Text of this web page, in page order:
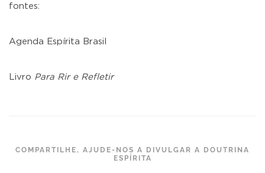
fontes:
Agenda Espírita Brasil
Livro Para Rir e Refletir
COMPARTILHE, AJUDE-NOS A DIVULGAR A DOUTRINA
ESPÍRITA